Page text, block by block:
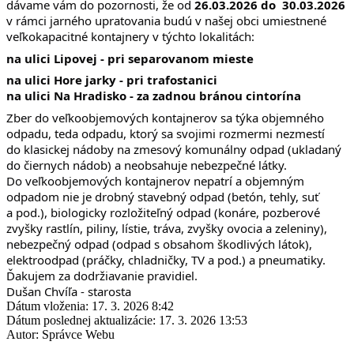
dávame vám do pozornosti, že od
v rámci jarného upratovania budú v našej obci umiestnené
veľkokapacitné kontajnery v týchto lokalitách:
na ulici Lipovej - pri separovanom mieste
na ulici Hore jarky - pri trafostanici
na ulici Na Hradisko - za zadnou bránou cintorína
Zber do veľkoobjemových kontajnerov sa týka objemného
odpadu, teda odpadu, ktorý sa svojimi rozmermi nezmestí
do klasickej nádoby na zmesový komunálny odpad (ukladaný
do čiernych nádob) a neobsahuje nebezpečné látky.
Do veľkoobjemových kontajnerov nepatrí a objemným
odpadom nie je drobný stavebný odpad (betón, tehly, suť
a pod.), biologicky rozložiteľný odpad (konáre, pozberové
zvyšky rastlín, piliny, lístie, tráva, zvyšky ovocia a zeleniny),
nebezpečný odpad (odpad s obsahom škodlivých látok),
elektroodpad (práčky, chladničky, TV a pod.) a pneumatiky.
Ďakujem za dodržiavanie pravidiel.
Dušan Chvíľa - starosta
Dátum vloženia: 17. 3. 2026 8:42
Dátum poslednej aktualizácie: 17. 3. 2026 13:53
Autor: Správce Webu